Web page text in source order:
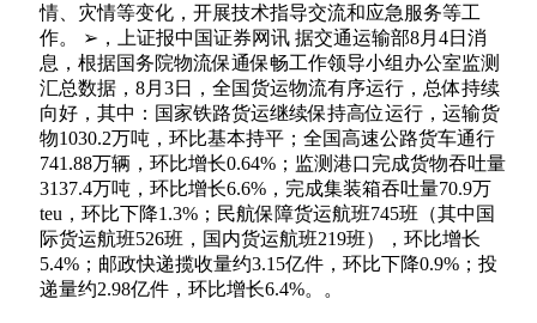
情、灾情等变化，开展技术指导交流和应急服务等工
作。 ➢，上证报中国证券网讯 据交通运输部8月4日消
息，根据国务院物流保通保畅工作领导小组办公室监测
汇总数据，8月3日，全国货运物流有序运行，总体持续
向好，其中：国家铁路货运继续保持高位运行，运输货
物1030.2万吨，环比基本持平；全国高速公路货车通行
741.88万辆，环比增长0.64%；监测港口完成货物吞吐量
3137.4万吨，环比增长6.6%，完成集装箱吞吐量70.9万
teu，环比下降1.3%；民航保障货运航班745班（其中国
际货运航班526班，国内货运航班219班），环比增长
5.4%；邮政快递揽收量约3.15亿件，环比下降0.9%；投
递量约2.98亿件，环比增长6.4%。。